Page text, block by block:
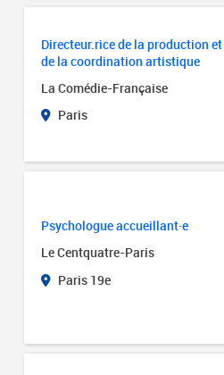
Directeur.rice de la production et
de la coordination artistique
La Comédie-Française
Paris
Psychologue accueillant·e
Le Centquatre-Paris
Paris 19e